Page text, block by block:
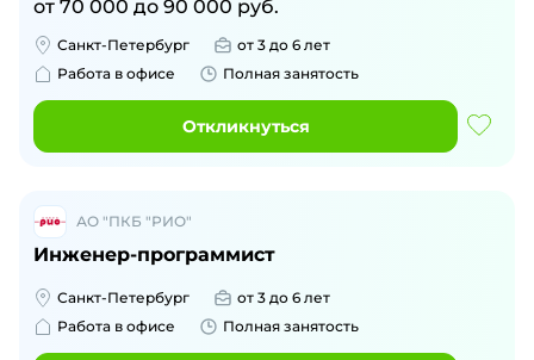
от 70 000 до 90 000 руб.
Санкт-Петербург
от 3 до 6 лет
Работа в офисе
Полная занятость
Откликнуться
АО "ПКБ "РИО"
Инженер-программист
Санкт-Петербург
от 3 до 6 лет
Работа в офисе
Полная занятость